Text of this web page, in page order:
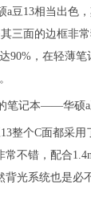
a豆13相当出色
三面的边框非常
90%，在轻薄
整个C面都采
不错，配合
背光系统也是必